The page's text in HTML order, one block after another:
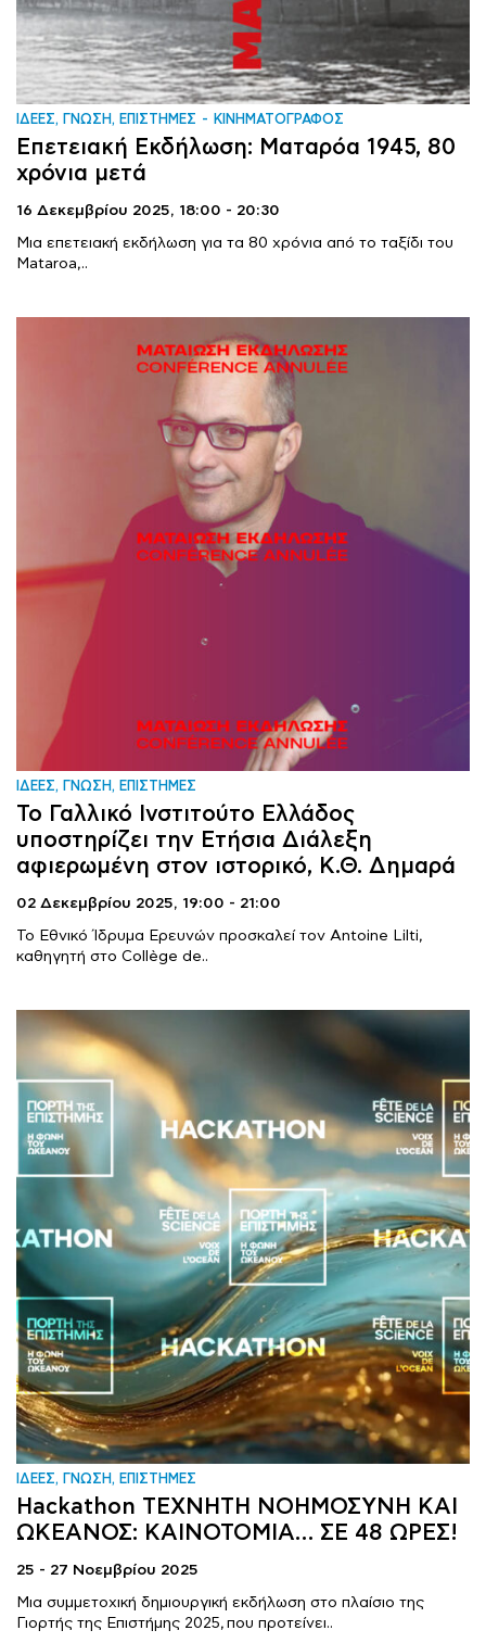
ΙΔΕΕΣ, ΓΝΩΣΗ, ΕΠΙΣΤΗΜΕΣ ΚΙΝΗΜΑΤΟΓΡΑΦΟΣ
Επετειακή Εκδήλωση: Ματαρόα 1945, 80
χρόνια μετά
16 Δεκεμβρίου 2025, 18:00 - 20:30
Μια επετειακή εκδήλωση για τα 80 χρόνια από το ταξίδι του
Mataroa,..
ΙΔΕΕΣ, ΓΝΩΣΗ, ΕΠΙΣΤΗΜΕΣ
Το Γαλλικό Ινστιτούτο Ελλάδος
υποστηρίζει την Ετήσια Διάλεξη
αφιερωμένη στον ιστορικό, Κ.Θ. Δημαρά
02 Δεκεμβρίου 2025, 19:00 - 21:00
Το Εθνικό Ίδρυμα Ερευνών προσκαλεί τον Antoine Lilti,
καθηγητή στο Collège de..
ΙΔΕΕΣ, ΓΝΩΣΗ, ΕΠΙΣΤΗΜΕΣ
Hackathon ΤΕΧΝΗΤΗ ΝΟΗΜΟΣΥΝΗ ΚΑΙ
ΩΚΕΑΝΟΣ: ΚΑΙΝΟΤΟΜΙΑ… ΣΕ 48 ΩΡΕΣ!
25 - 27 Νοεμβρίου 2025
Μια συμμετοχική δημιουργική εκδήλωση στο πλαίσιο της
Γιορτής της Επιστήμης 2025, που προτείνει..